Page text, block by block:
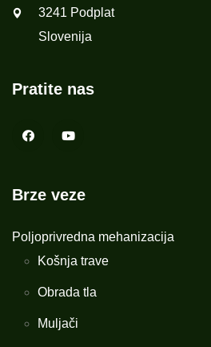
3241 Podplat
Slovenija
Pratite nas
Brze veze
Poljoprivredna mehanizacija
Košnja trave
Obrada tla
Muljači